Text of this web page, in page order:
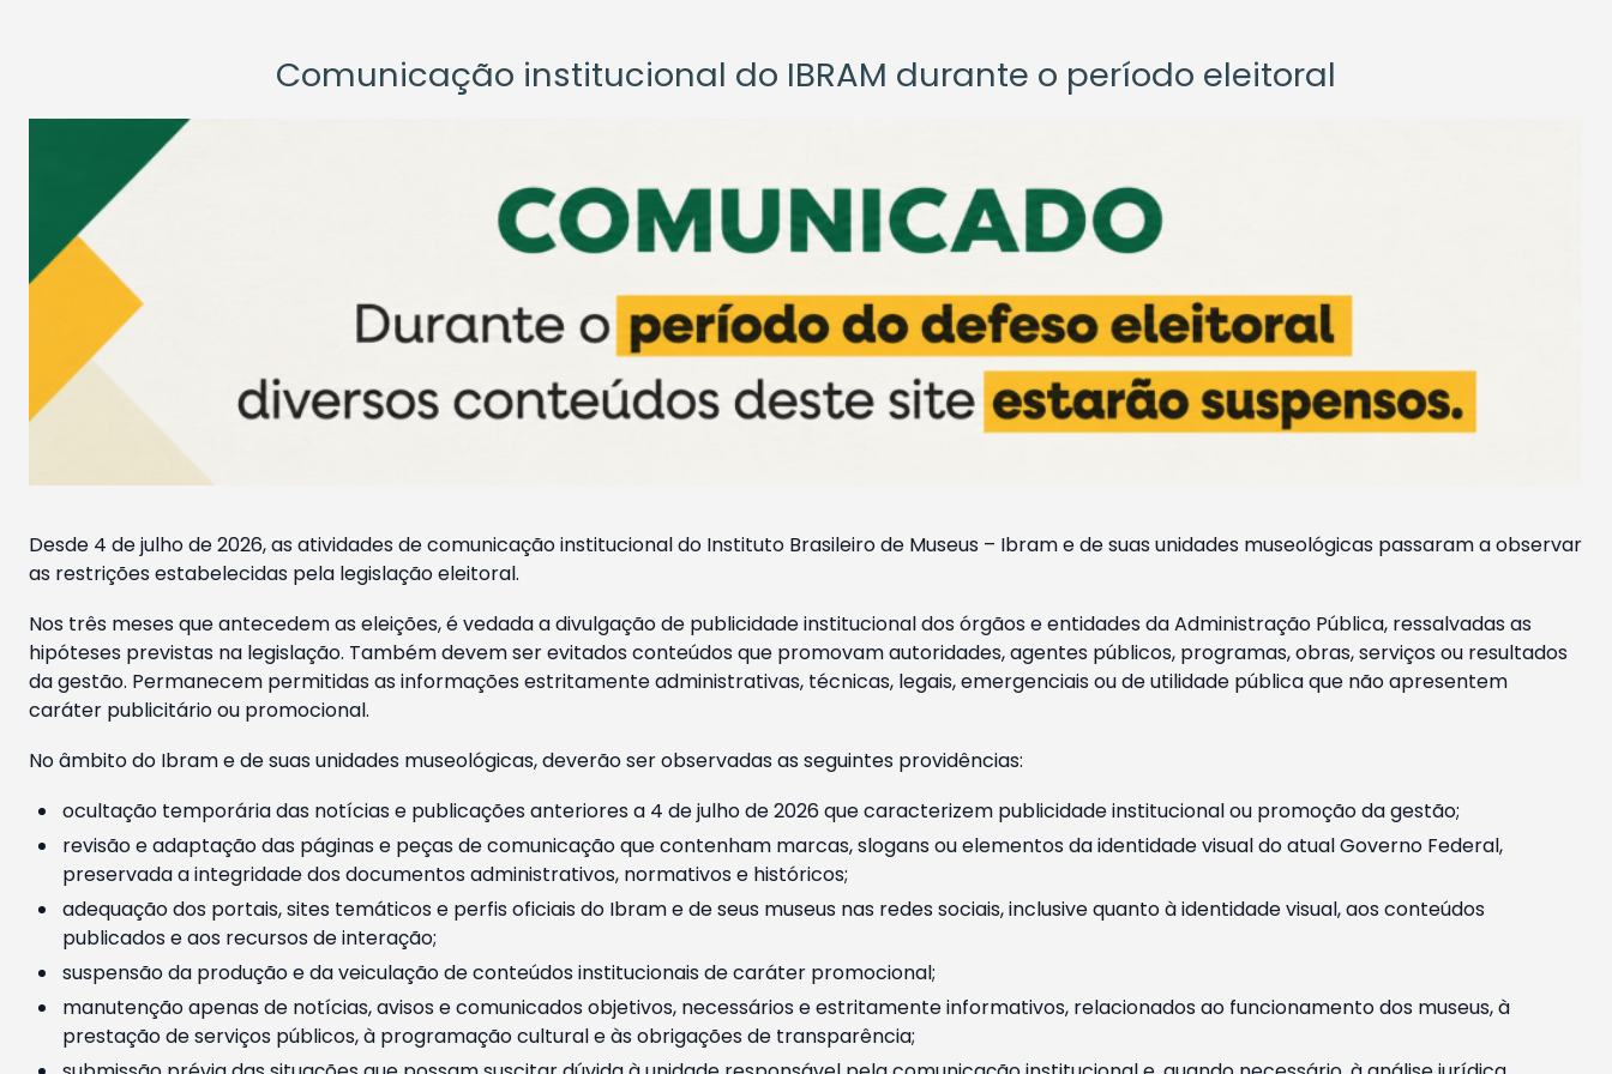
Comunicação institucional do IBRAM durante o período eleitoral
Desde 4 de julho de 2026, as atividades de comunicação institucional do Instituto Brasileiro de Museus – Ibram e de suas unidades museológicas passaram a observar
as restrições estabelecidas pela legislação eleitoral.
Nos três meses que antecedem as eleições, é vedada a divulgação de publicidade institucional dos órgãos e entidades da Administração Pública, ressalvadas as
hipóteses previstas na legislação. Também devem ser evitados conteúdos que promovam autoridades, agentes públicos, programas, obras, serviços ou resultados
da gestão. Permanecem permitidas as informações estritamente administrativas, técnicas, legais, emergenciais ou de utilidade pública que não apresentem
caráter publicitário ou promocional.
No âmbito do Ibram e de suas unidades museológicas, deverão ser observadas as seguintes providências:
ocultação temporária das notícias e publicações anteriores a 4 de julho de 2026 que caracterizem publicidade institucional ou promoção da gestão;
revisão e adaptação das páginas e peças de comunicação que contenham marcas, slogans ou elementos da identidade visual do atual Governo Federal,
preservada a integridade dos documentos administrativos, normativos e históricos;
adequação dos portais, sites temáticos e perfis oficiais do Ibram e de seus museus nas redes sociais, inclusive quanto à identidade visual, aos conteúdos
publicados e aos recursos de interação;
suspensão da produção e da veiculação de conteúdos institucionais de caráter promocional;
manutenção apenas de notícias, avisos e comunicados objetivos, necessários e estritamente informativos, relacionados ao funcionamento dos museus, à
prestação de serviços públicos, à programação cultural e às obrigações de transparência;